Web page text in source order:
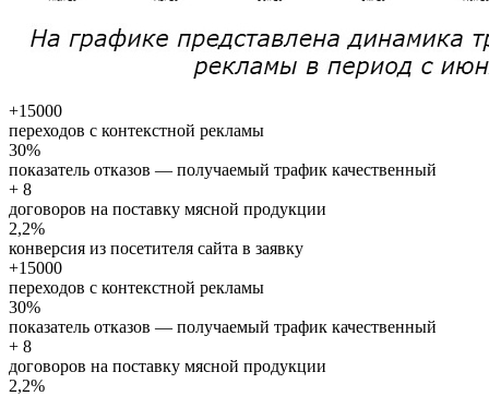
+15000
переходов с контекстной рекламы
30%
показатель отказов — получаемый трафик качественный
+ 8
договоров на поставку мясной продукции
2,2%
конверсия из посетителя сайта в заявку
+15000
переходов с контекстной рекламы
30%
показатель отказов — получаемый трафик качественный
+ 8
договоров на поставку мясной продукции
2,2%